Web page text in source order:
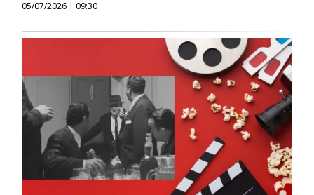
05/07/2026 | 09:30